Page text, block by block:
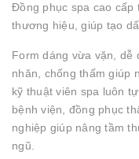
Đồng phục spa cao cấp
thương hiệu, giúp tạo
Form dáng vừa vặn, dễ
nhăn, chống thấm giúp
kỹ thuật viên spa luôn
bệnh viện, đồng phục
nghiệp giúp nâng tầm
ngũ.